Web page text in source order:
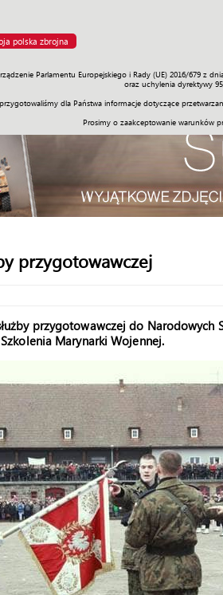
polska zbrojna
Parlamentu Europejskiego i Rady (UE) 2016/679
oraz uchylenia dyrektywy
dla Państwa informacje dotyczące
Prosimy o zaakceptowanie warunków
Polityka Prawo Świat
przygotowawczej
przygotowawczej do Narodowych
Marynarki Wojennej.